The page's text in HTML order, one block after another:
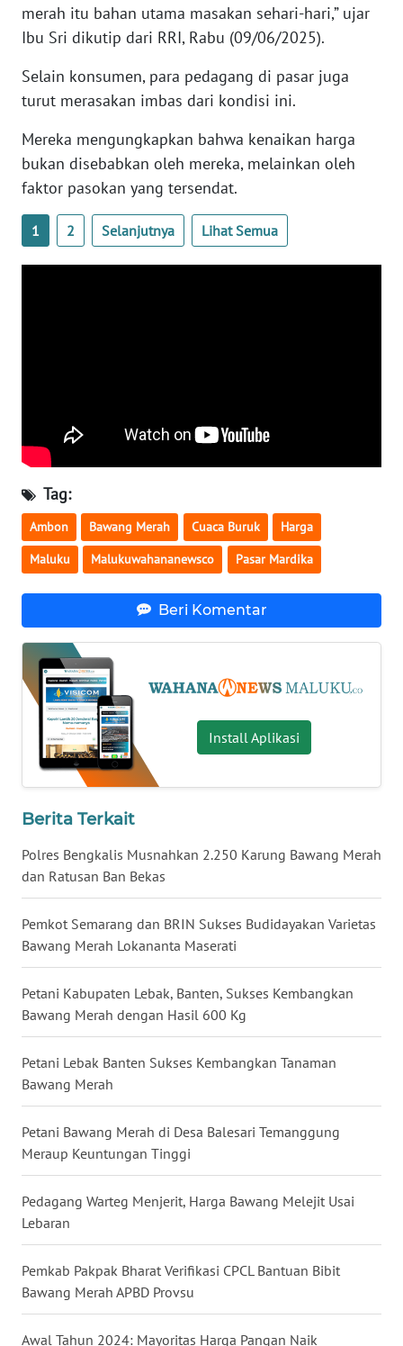
merah itu bahan utama masakan sehari-hari,” ujar
Ibu Sri dikutip dari RRI, Rabu (09/06/2025).
Selain konsumen, para pedagang di pasar juga
turut merasakan imbas dari kondisi ini.
Mereka mengungkapkan bahwa kenaikan harga
bukan disebabkan oleh mereka, melainkan oleh
faktor pasokan yang tersendat.
1 2 Selanjutnya Lihat Semua
Tag:
Ambon Bawang Merah Cuaca Buruk Harga
Maluku Malukuwahananewsco Pasar Mardika
Beri Komentar
Install Aplikasi
Berita Terkait
Polres Bengkalis Musnahkan 2.250 Karung Bawang Merah
dan Ratusan Ban Bekas
Pemkot Semarang dan BRIN Sukses Budidayakan Varietas
Bawang Merah Lokananta Maserati
Petani Kabupaten Lebak, Banten, Sukses Kembangkan
Bawang Merah dengan Hasil 600 Kg
Petani Lebak Banten Sukses Kembangkan Tanaman
Bawang Merah
Petani Bawang Merah di Desa Balesari Temanggung
Meraup Keuntungan Tinggi
Pedagang Warteg Menjerit, Harga Bawang Melejit Usai
Lebaran
Pemkab Pakpak Bharat Verifikasi CPCL Bantuan Bibit
Bawang Merah APBD Provsu
Awal Tahun 2024: Mayoritas Harga Pangan Naik
WN
BARAT
RIAU
WN
SULTENG
WN
SULBAR
WN
SUMBAR
WN
SUMSEL
WN
WN
LAMPUNG
WN
JATENG
WN
NUSANTARA
JOGJA
JATIM
BALI
KALBAR
WN
KALTENG